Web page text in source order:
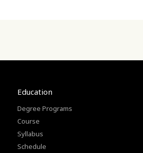
Education
Degree Programs
Course
Syllabus
Schedule